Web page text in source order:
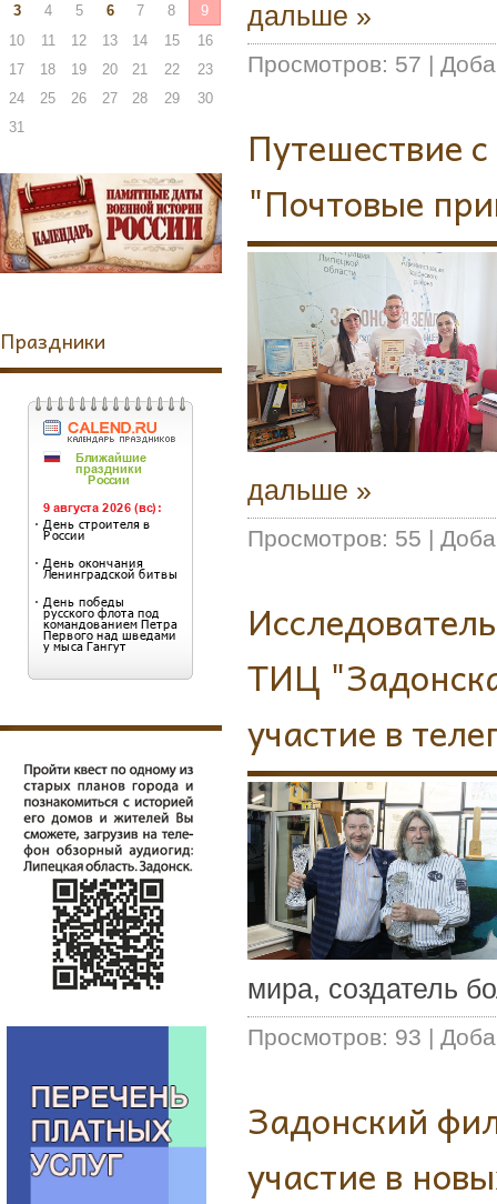
3
4 5 6 7 8
9
10
11 12 13 14 15
16
17
18 19 20 21 22
23
24
25 26 27 28 29
30
31
Праздники
дальше »
Просмотров: 57 |
Путешествие
"Почтовые
дальше »
Просмотров: 55 |
ТИЦ
участие в
мира, создатель
Просмотров: 93 |
Задонский
участие в